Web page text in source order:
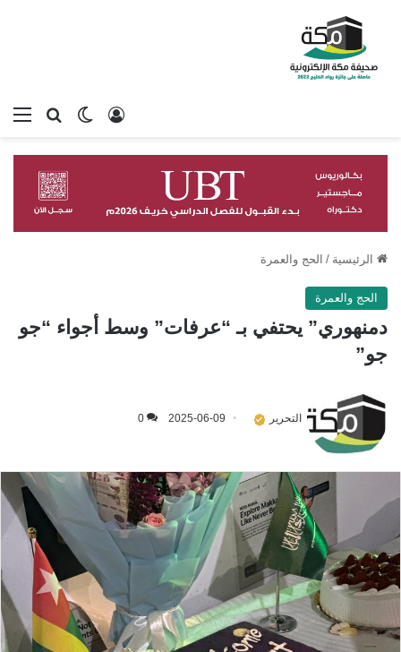
بحثالوضع
تسجيل الدخول
الرئيسية / الحج والعمرة
الحج والعمرة
دمنهوري” يحتفي بـ “عرفات” وسط أجواء “جو
جو”
التحرير 2025-06-09
0